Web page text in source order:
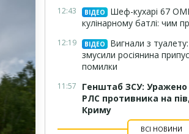
12:43 ВІДЕО
Шеф-кухарі 67
кулінарному батлі: чим
12:19 ВІДЕО
Вигнали з туалету:
змусили росіянина
помилки
11:57
Генштаб ЗСУ:
РЛС противника на
Криму
ВСІ НОВИНИ